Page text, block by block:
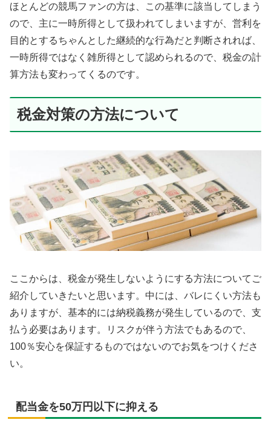
ほとんどの競馬ファンの方は、この基準に該当してしまう
ので、主に一時所得として扱われてしまいますが、営利を
目的とするちゃんとした継続的な行為だと判断されれば、
一時所得ではなく雑所得として認められるので、税金の計
算方法も変わってくるのです。
税金対策の方法について
ここからは、税金が発生しないようにする方法についてご
紹介していきたいと思います。中には、バレにくい方法も
ありますが、基本的には納税義務が発生しているので、支
払う必要はあります。リスクが伴う方法でもあるので、
100％安心を保証するものではないのでお気をつけくださ
い。
配当金を50万円以下に抑える